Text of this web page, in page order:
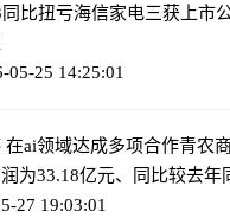
比扭亏海信家电三获上市
05-25 14:25:01
在ai领域达成多项合作青农
为33.18亿元、同比较去年
27 19:03:01